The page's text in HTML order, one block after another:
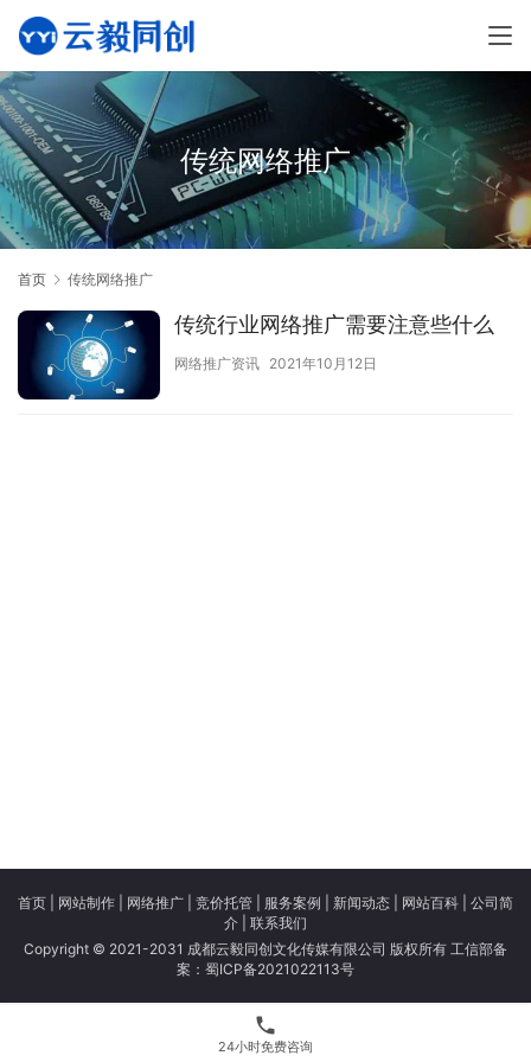
传统网络推广
首页 传统网络推广
传统行业网络推广需要注意些什么
网络推广资讯 2021年10月12日
首页 网站制作 网络推广 竞价托管 服务案例 新闻动态 网站百科
公司简
介
联系我们
Copyright © 2021-2031 成都云毅同创文化传媒有限公司 版权所有 工信部备
案： 蜀ICP备2021022113号
phone
24小时免费咨询